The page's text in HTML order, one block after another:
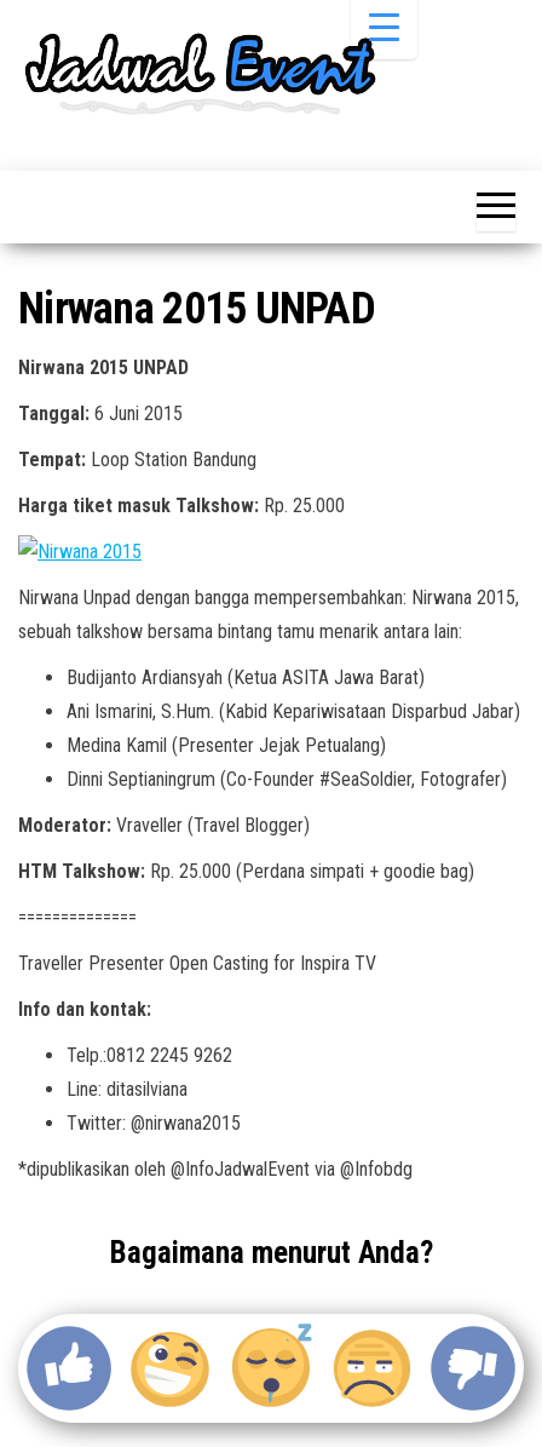
Pameran,
Acara &
Promo
Pameran,
Bazaar,
Workshop,
Nirwana 2015 UNPAD
Nirwana 2015 UNPAD
Tanggal: 6 Juni 2015
Tempat: Loop Station Bandung
Harga tiket masuk Talkshow: Rp. 25.000
Nirwana Unpad dengan bangga mempersembahkan: Nirwana 2015,
sebuah talkshow bersama bintang tamu menarik antara lain:
Budijanto Ardiansyah (Ketua ASITA Jawa Barat)
Ani Ismarini, S.Hum. (Kabid Kepariwisataan Disparbud Jabar)
Medina Kamil (Presenter Jejak Petualang)
Dinni Septianingrum (Co-Founder #SeaSoldier, Fotografer)
Moderator: Vraveller (Travel Blogger)
HTM Talkshow: Rp. 25.000 (Perdana simpati + goodie bag)
==============
Traveller Presenter Open Casting for Inspira TV
Info dan kontak:
Telp.:0812 2245 9262
Line: ditasilviana
Twitter: @nirwana2015
*dipublikasikan oleh @InfoJadwalEvent via @Infobdg
Bagaimana menurut Anda?